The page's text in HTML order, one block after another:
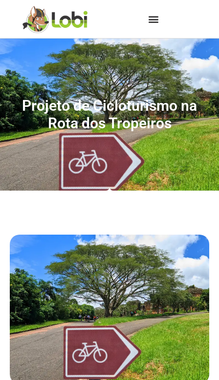
Projeto de Cicloturismo na
Rota dos Tropeiros